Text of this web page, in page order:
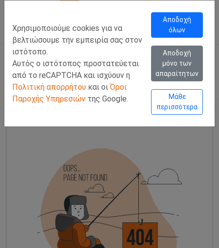
Χρησιμοποιούμε cookies για να
βελτιώσουμε την εμπειρία σας στον
ιστότοπο.
Αυτός ο ιστότοπος προστατεύεται
από το reCAPTCHA και ισχύουν η
Πολιτική απορρήτου και οιΌροι
Παροχής Υπηρεσιών της Google.
Αποδοχή
όλων
Αποδοχή
μόνο των
απαραίτητων
Μάθε
περισσότερα
Viber Chat +357 97443393
WhatsApp Chat
Ελλ ΣΥΝΔΕΣΗ